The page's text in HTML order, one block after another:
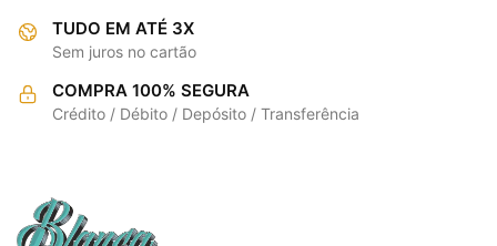
podem
ser
escolhidas
na
TUDO EM ATÉ 3X
Sem juros no cartão
COMPRA 100% SEGURA
Crédito / Débito / Depósito / Transferência